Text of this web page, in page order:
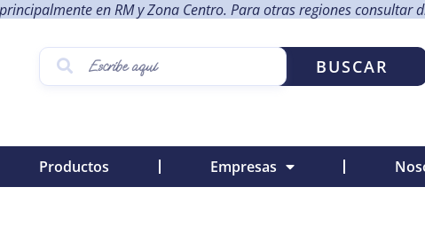
en RM y Zona Centro. Para otras regiones consultar
BUSCAR
Productos Empresas